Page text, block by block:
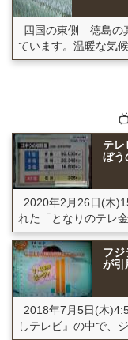
四国の東側 徳島の
ています。温暖な気
テレ
ぼう
2020年2月26日(木
れた「となりのテレ金
フジ
が引
2018年7月5日(木
しテレビ』の中で、ジ